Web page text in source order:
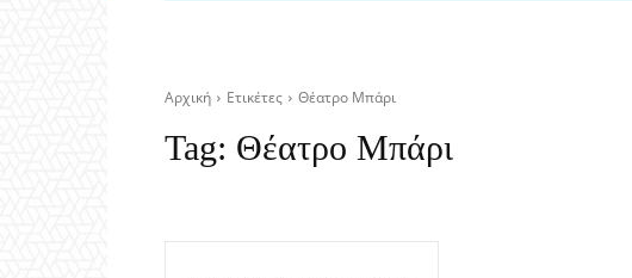
Αρχική Ετικέτες Θέατρο Μπάρι
Tag: Θέατρο Μπάρι